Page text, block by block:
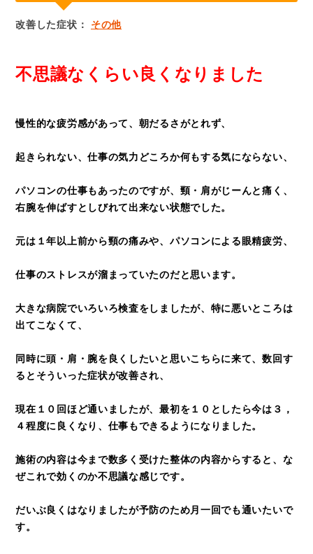
改善した症状： その他
不思議なくらい良くなりました
慢性的な疲労感があって、朝だるさがとれず、
起きられない、仕事の気力どころか何もする気にならない、
パソコンの仕事もあったのですが、頸・肩がじーんと痛く、
右腕を伸ばすとしびれて出来ない状態でした。
元は１年以上前から頸の痛みや、パソコンによる眼精疲労、
仕事のストレスが溜まっていたのだと思います。
大きな病院でいろいろ検査をしましたが、特に悪いところは
出てこなくて、
同時に頭・肩・腕を良くしたいと思いこちらに来て、数回す
るとそういった症状が改善され、
現在１０回ほど通いましたが、最初を１０としたら今は３，
４程度に良くなり、仕事もできるようになりました。
施術の内容は今まで数多く受けた整体の内容からすると、な
ぜこれで効くのか不思議な感じです。
だいぶ良くはなりましたが予防のため月一回でも通いたいで
す。